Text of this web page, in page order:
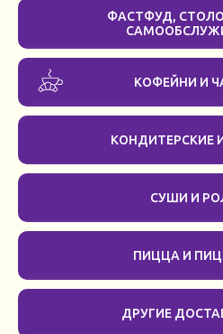
ФАСТФУД,
КОФЕЙНИ И
КОНДИТЕРСКИЕ
СУШИ И
ПИЦЦА И
ДРУГИЕ